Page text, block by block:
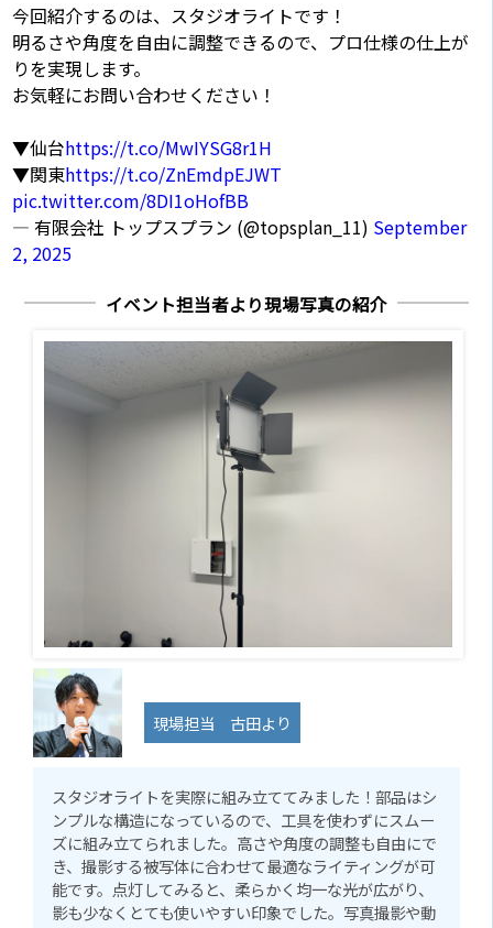
今回紹介するのは、スタジオライトです！
明るさや角度を自由に調整できるので、プロ仕様の仕上が
りを実現します。
お気軽にお問い合わせください！
▼仙台https://t.co/MwIYSG8r1H
▼関東https://t.co/ZnEmdpEJWT
pic.twitter.com/8DI1oHofBB
— 有限会社 トップスプラン (@topsplan_11) September
2, 2025
イベント担当者より現場写真の紹介
現場担当 古田より
スタジオライトを実際に組み立ててみました！部品はシ
ンプルな構造になっているので、工具を使わずにスムー
ズに組み立てられました。高さや角度の調整も自由にで
き、撮影する被写体に合わせて最適なライティングが可
能です。点灯してみると、柔らかく均一な光が広がり、
影も少なくとても使いやすい印象でした。写真撮影や動